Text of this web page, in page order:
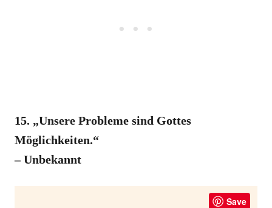
15. „Unsere Probleme sind Gottes
Möglichkeiten.“
– Unbekannt
Save